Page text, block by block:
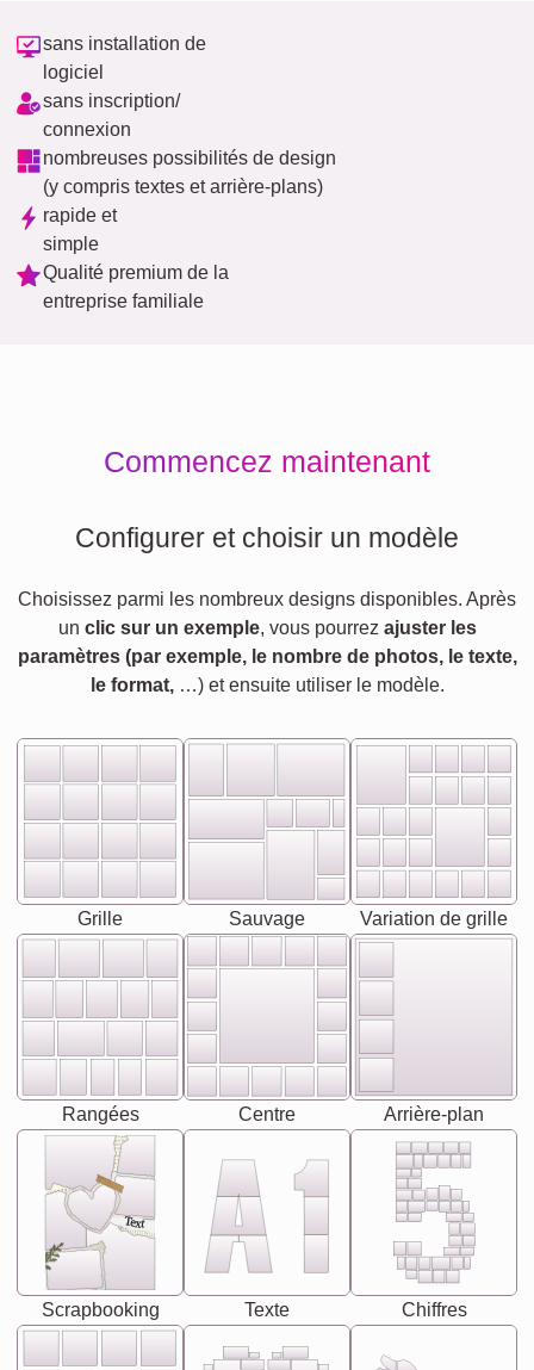
sans installation de
logiciel
sans inscription/
connexion
nombreuses possibilités de design
(y compris textes et arrière-plans)
rapide et
simple
Qualité premium de la
entreprise familiale
Commencez maintenant
Configurer et choisir un modèle
Choisissez parmi les nombreux designs disponibles. Après
un clic sur un exemple, vous pourrez ajuster les
paramètres (par exemple, le nombre de photos, le texte,
le format,…) et ensuite utiliser le modèle.
Grille Sauvage Variation de grille
Rangées Centre Arrière-plan
Text
Scrapbooking Texte Chiffres